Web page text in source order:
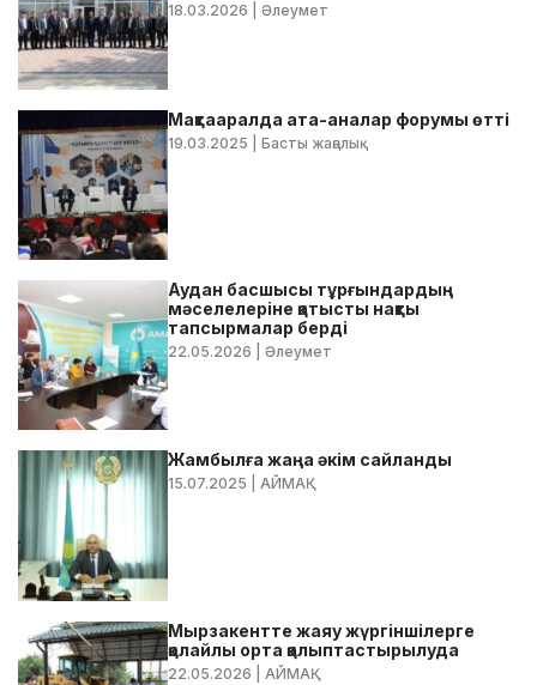
18.03.2026 | Әлеумет
Мақтааралда ата-аналар форумы өтті
19.03.2025 | Басты жаңалық
Аудан басшысы тұрғындардың
мәселелеріне қатысты нақты
тапсырмалар берді
22.05.2026 | Әлеумет
Жамбылға жаңа әкім сайланды
15.07.2025 | АЙМАҚ
Мырзакентте жаяу жүргіншілерге
қолайлы орта қалыптастырылуда
22.05.2026 | АЙМАҚ